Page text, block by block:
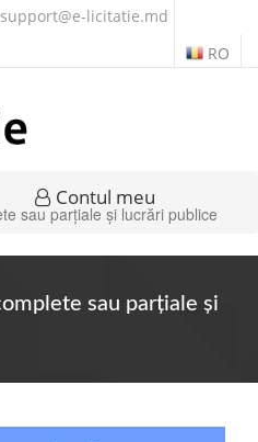
support@e-licitatie.md
RO
Contul meu
sau parţiale şi lucrări publice
sau parţiale şi